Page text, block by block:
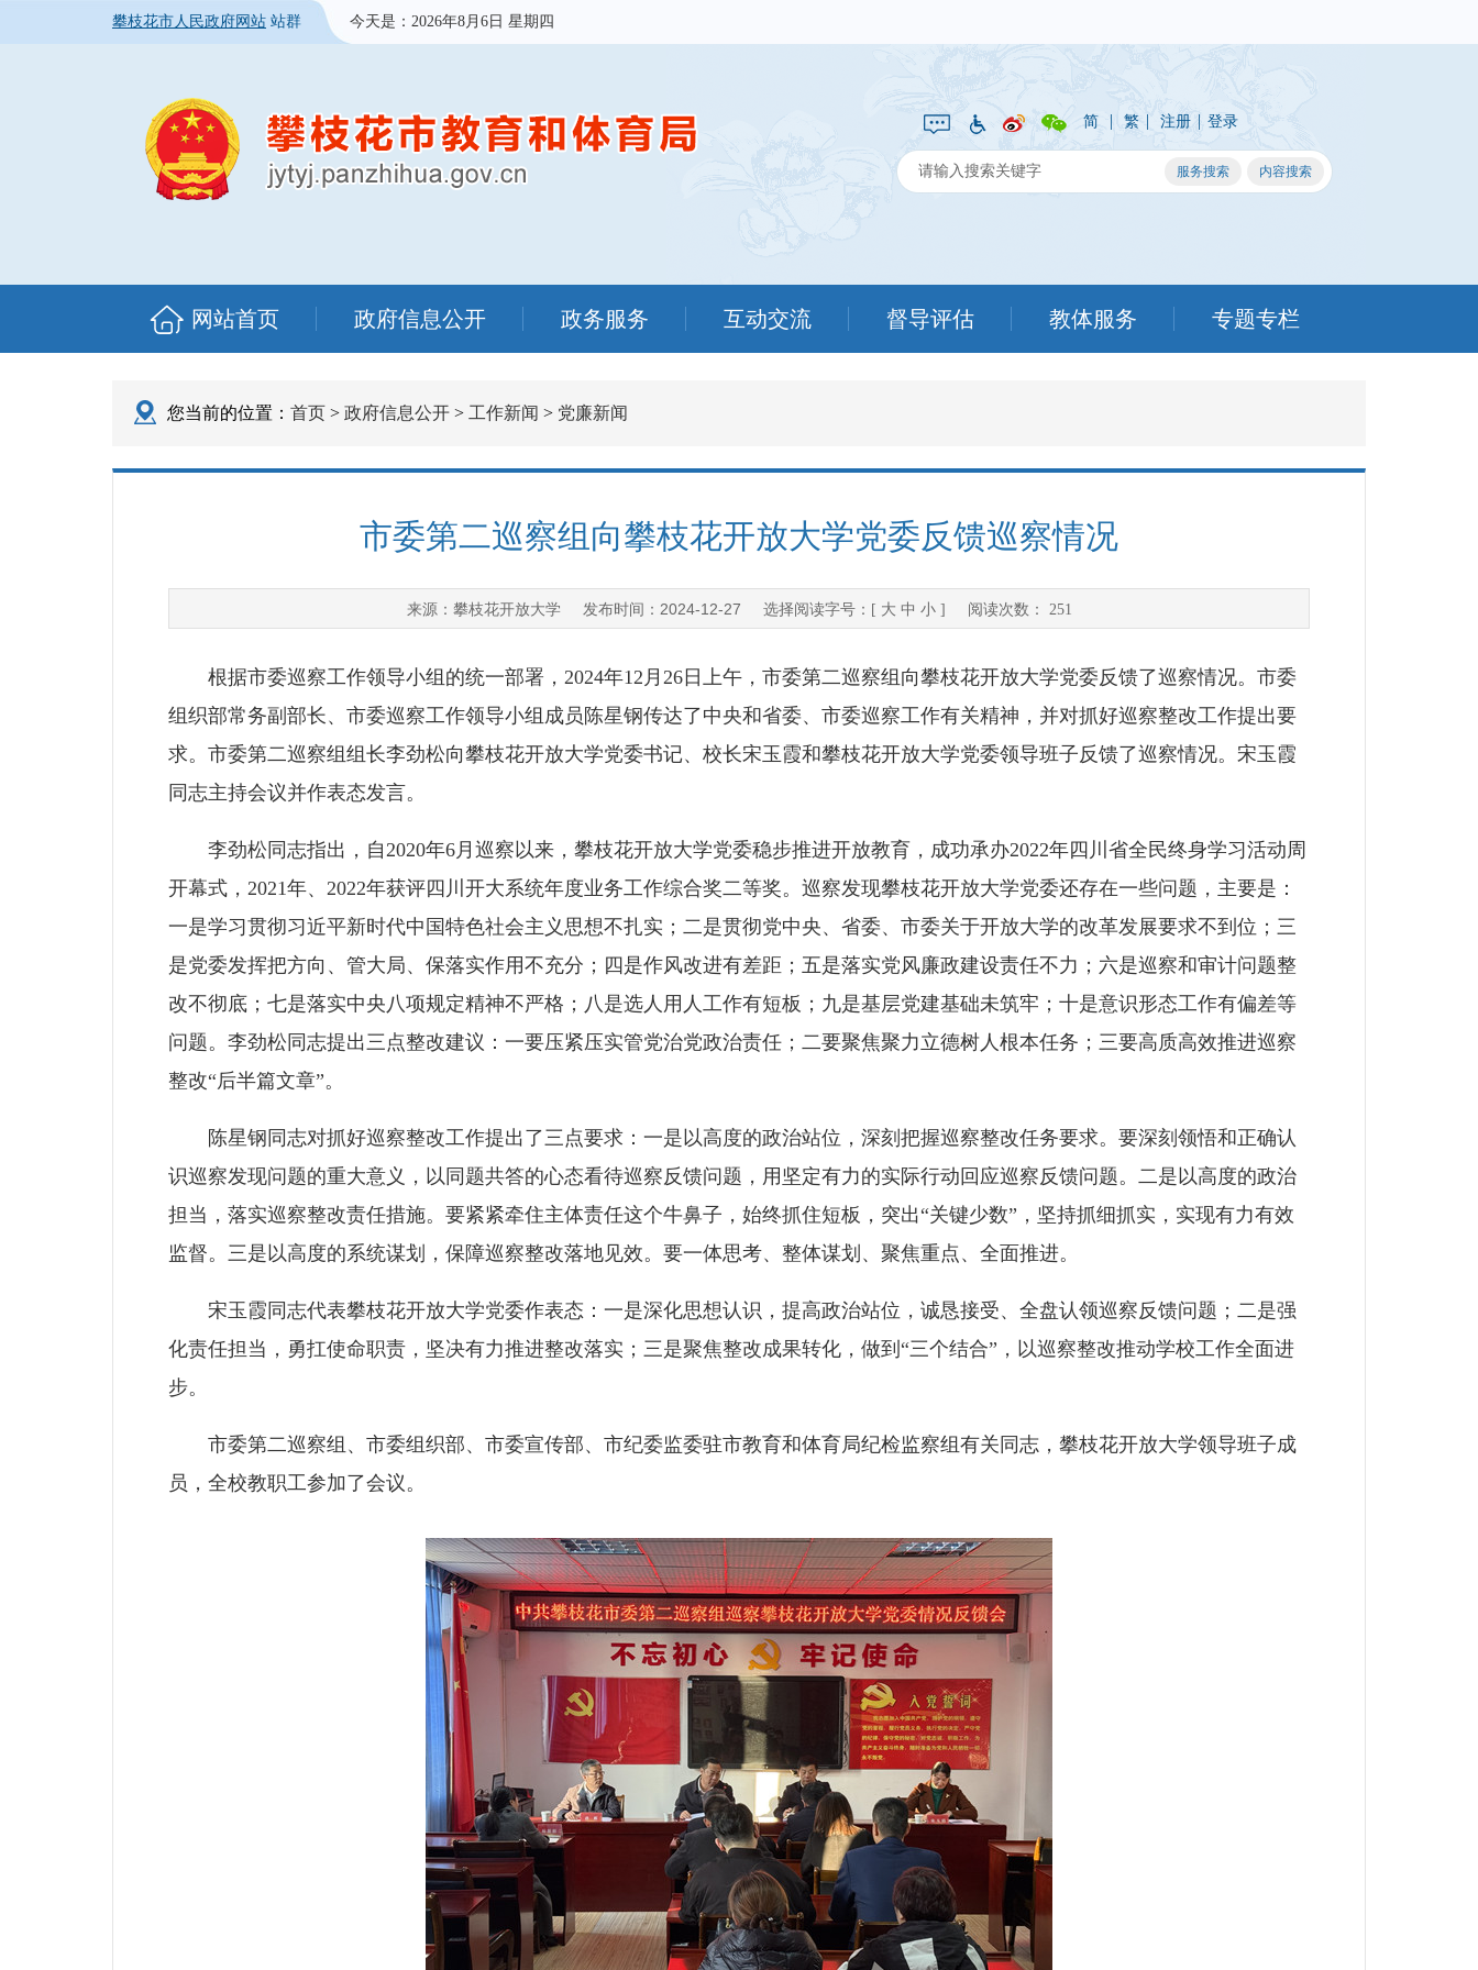
攀枝花市人民政府网站 站群 今天是： 2026年8月6日 星期四
简 | 繁 | 注册 | 登录
网站首页 政府信息公开 政务服务 互动交流 督导评估 教体服务 专题专栏
您当前的位置： 首页 > 政府信息公开 > 工作新闻 > 党廉新闻
市委第二巡察组向攀枝花开放大学党委反馈巡察情况
来源： 攀枝花开放大学发布时间： 2024-12-27 选择阅读字号：[ 大 中 小] 阅读次数： 251
根据市委巡察工作领导小组的统一部署，2024年12月26日上午，市委第二巡察组向攀枝花开放大学党委反馈了巡察情况。市委
组织部常务副部长、市委巡察工作领导小组成员陈星钢传达了中央和省委、市委巡察工作有关精神，并对抓好巡察整改工作提出要
求。市委第二巡察组组长李劲松向攀枝花开放大学党委书记、校长宋玉霞和攀枝花开放大学党委领导班子反馈了巡察情况。宋玉霞
同志主持会议并作表态发言。
李劲松同志指出，自2020年6月巡察以来，攀枝花开放大学党委稳步推进开放教育，成功承办2022年四川省全民终身学习活动周
开幕式，2021年、2022年获评四川开大系统年度业务工作综合奖二等奖。巡察发现攀枝花开放大学党委还存在一些问题，主要是：
一是学习贯彻习近平新时代中国特色社会主义思想不扎实；二是贯彻党中央、省委、市委关于开放大学的改革发展要求不到位；三
是党委发挥把方向、管大局、保落实作用不充分；四是作风改进有差距；五是落实党风廉政建设责任不力；六是巡察和审计问题整
改不彻底；七是落实中央八项规定精神不严格；八是选人用人工作有短板；九是基层党建基础未筑牢；十是意识形态工作有偏差等
问题。李劲松同志提出三点整改建议：一要压紧压实管党治党政治责任；二要聚焦聚力立德树人根本任务；三要高质高效推进巡察
整改“后半篇文章”。
陈星钢同志对抓好巡察整改工作提出了三点要求：一是以高度的政治站位，深刻把握巡察整改任务要求。要深刻领悟和正确认
识巡察发现问题的重大意义，以同题共答的心态看待巡察反馈问题，用坚定有力的实际行动回应巡察反馈问题。二是以高度的政治
担当，落实巡察整改责任措施。要紧紧牵住主体责任这个牛鼻子，始终抓住短板，突出“关键少数”，坚持抓细抓实，实现有力有效
监督。三是以高度的系统谋划，保障巡察整改落地见效。要一体思考、整体谋划、聚焦重点、全面推进。
宋玉霞同志代表攀枝花开放大学党委作表态：一是深化思想认识，提高政治站位，诚恳接受、全盘认领巡察反馈问题；二是强
化责任担当，勇扛使命职责，坚决有力推进整改落实；三是聚焦整改成果转化，做到“三个结合”，以巡察整改推动学校工作全面进
步。
市委第二巡察组、市委组织部、市委宣传部、市纪委监委驻市教育和体育局纪检监察组有关同志，攀枝花开放大学领导班子成
员，全校教职工参加了会议。